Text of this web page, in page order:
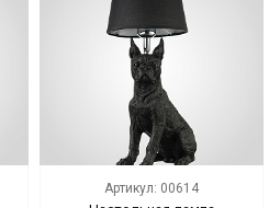
Артикул: 00614